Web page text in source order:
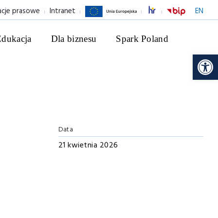
EN
prasowe Intranet
Dla biznesu Spark Poland
Data
21 kwietnia 2026